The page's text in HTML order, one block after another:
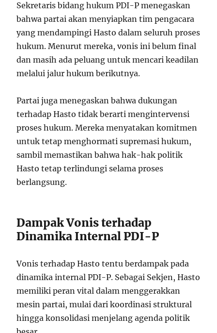
Sekretaris bidang hukum PDI-P menegaskan
bahwa partai akan menyiapkan tim pengacara
yang mendampingi Hasto dalam seluruh proses
hukum. Menurut mereka, vonis ini belum final
dan masih ada peluang untuk mencari keadilan
melalui jalur hukum berikutnya.
Partai juga menegaskan bahwa dukungan
terhadap Hasto tidak berarti mengintervensi
proses hukum. Mereka menyatakan komitmen
untuk tetap menghormati supremasi hukum,
sambil memastikan bahwa hak-hak politik
Hasto tetap terlindungi selama proses
berlangsung.
Dampak Vonis terhadap
Dinamika Internal PDI-P
Vonis terhadap Hasto tentu berdampak pada
dinamika internal PDI-P. Sebagai Sekjen, Hasto
memiliki peran vital dalam menggerakkan
mesin partai, mulai dari koordinasi struktural
hingga konsolidasi menjelang agenda politik